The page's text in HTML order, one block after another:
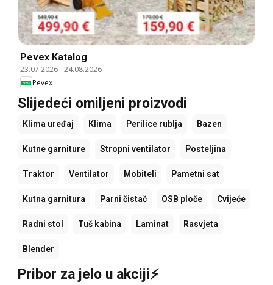
Pevex Katalog
23.07.2026-24.08.2026
Pevex
Slijedeći omiljeni proizvodi
Klima uređaj Klima Perilice rublja Bazen
Kutne garniture Stropni ventilator Posteljina
Traktor Ventilator Mobiteli Pametni sat
Kutna garnitura Parni čistač OSB ploče Cvijeće
Radni stol Tuš kabina Laminat Rasvjeta
Blender
Pribor za jelo u akciji⚡